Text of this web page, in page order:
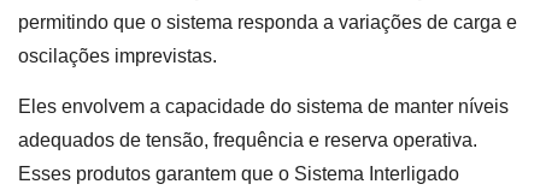
permitindo que o sistema responda a variações de carga e
oscilações imprevistas.
Eles envolvem a capacidade do sistema de manter níveis
adequados de tensão, frequência e reserva operativa.
Esses produtos garantem que o Sistema Interligado